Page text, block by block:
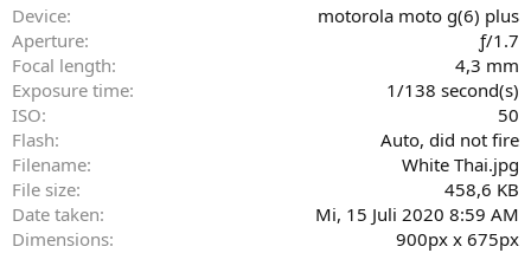
e
r
Device
motorola moto g(6) plus
Aperture
ƒ/1.7
Focal length
4,3 mm
Exposure time
1/138 second(s)
ISO
50
Flash
Auto, did not fire
Filename
White Thai.jpg
File size
458,6 KB
Date taken
Mi, 15 Juli 2020 8:59 AM
Dimensions
900px x 675px